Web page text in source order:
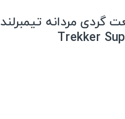
مردانه تیمبرلند